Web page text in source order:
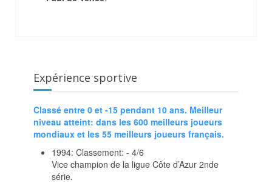
Expérience sportive
Classé entre 0 et -15 pendant 10 ans. Meilleur
niveau atteint: dans les 600 meilleurs joueurs
mondiaux et les 55 meilleurs joueurs français.
1994: Classement: - 4/6
Vice champion de la ligue Côte d’Azur 2nde
série.